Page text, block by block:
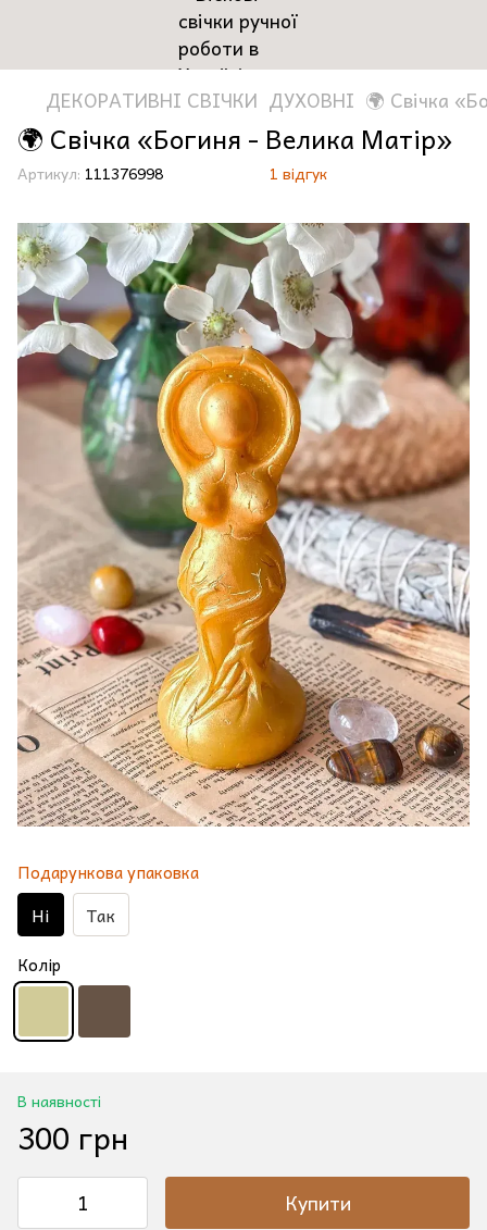
ДЕКОРАТИВНІ СВІЧКИ ДУХОВНІ 🌍 Свічка
🌍 Свічка «Богиня - Велика Матір»
Артикул: 111376998 1 відгук
Подарункова упаковка
Ні Так
Колір
В наявності
300 грн
Купити